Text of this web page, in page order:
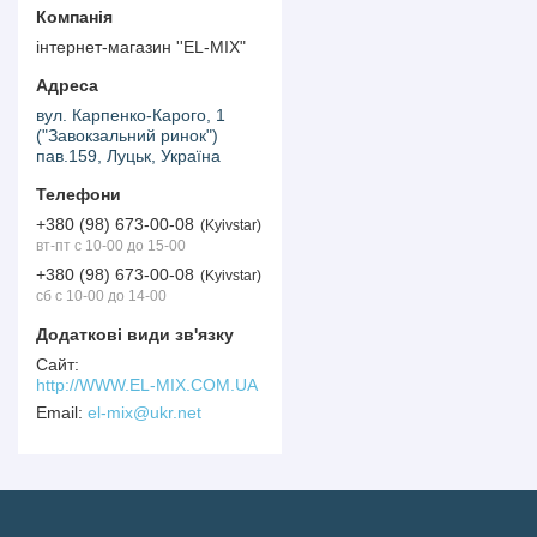
інтернет-магазин ''EL-MIX"
вул. Карпенко-Карого, 1
("Завокзальний ринок")
пав.159, Луцьк, Україна
+380 (98) 673-00-08
Kyivstar
вт-пт с 10-00 до 15-00
+380 (98) 673-00-08
Kyivstar
сб с 10-00 до 14-00
http://WWW.EL-MIX.COM.UA
el-mix@ukr.net